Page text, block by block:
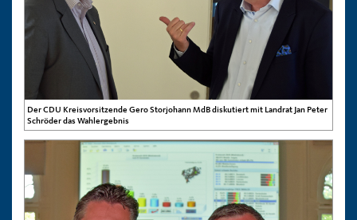
Der CDU Kreisvorsitzende Gero Storjohann MdB diskutiert mit Landrat Jan Peter
Schröder das Wahlergebnis